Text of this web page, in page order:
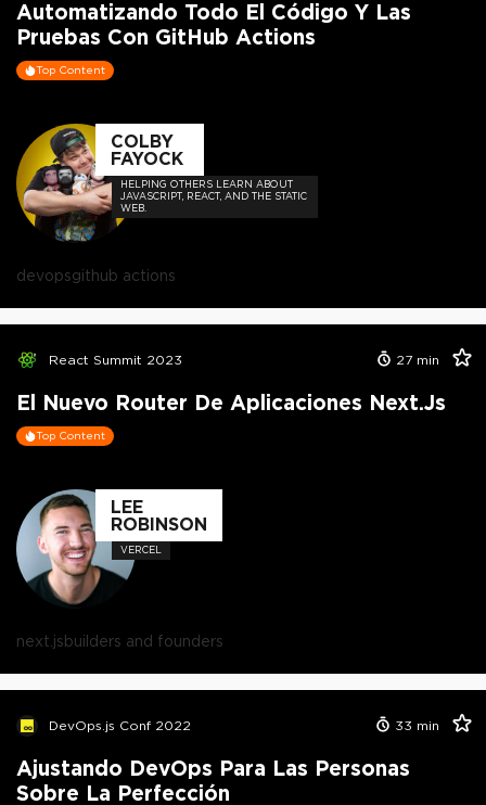
Automatizando Todo El Código Y Las
Pruebas Con GitHub Actions
Top Content
COLBY
FAYOCK
HELPING OTHERS LEARN ABOUT
JAVASCRIPT, REACT, AND THE STATIC
WEB.
devopsgithub actions
React Summit 2023 27 min
El Nuevo Router De Aplicaciones Next.js
Top Content
LEE
ROBINSON
VERCEL
next.jsbuilders and founders
DevOps.js Conf 2022 33 min
Ajustando DevOps Para Las Personas
Sobre La Perfección